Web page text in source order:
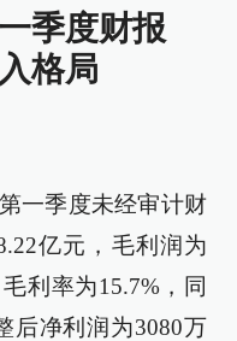
季度财报
格局
一季度未经审计财
亿元，毛利润为
利率为15.7%，同
后净利润为3080万